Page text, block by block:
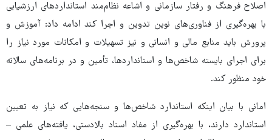
اصلاح فرهنگ و رفتار سازمانی و اشاعه نظام‌مند استانداردهای ارزشیابی
با بهره‌گیری از فناوری‌های نوین تدوین و اجرا کند ادامه داد: آموزش و
پرورش باید منابع مالی و انسانی و نیز تسهیلات و امکانات مورد نیاز را
برای اجرای بایسته شاخص‌ها و استانداردها، تأمین و در برنامه‌های سالانه
خود منظور کند.
امانی با بیان اینکه استاندارد شاخص‌ها و سنجه‌هایی که نیاز به تعیین
استاندارد دارند، با بهره‌گیری از مفاد اسناد بالادستی، یافته‌های علمی –